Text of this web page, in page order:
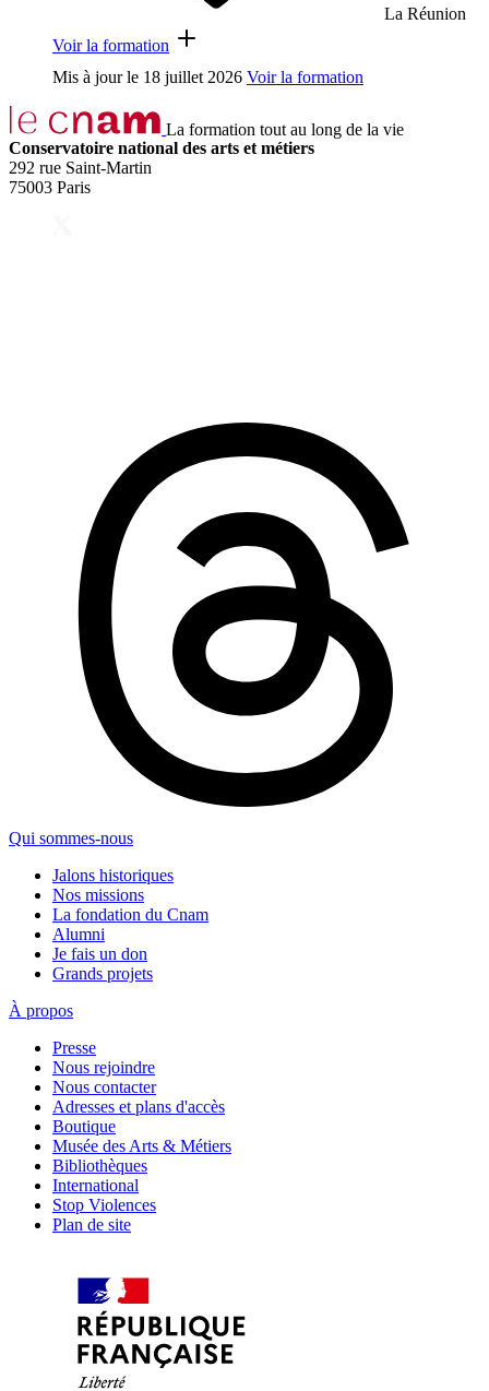
La Réunion
Voir la formation
Mis à jour le 18 juillet 2026 Voir la formation
La formation tout au long de la vie
Conservatoire national des arts et métiers
292 rue Saint-Martin
75003 Paris
Qui sommes-nous
Jalons historiques
Nos missions
La fondation du Cnam
Alumni
Je fais un don
Grands projets
À propos
Presse
Nous rejoindre
Nous contacter
Adresses et plans d'accès
Boutique
Musée des Arts & Métiers
Bibliothèques
International
Stop Violences
Plan de site